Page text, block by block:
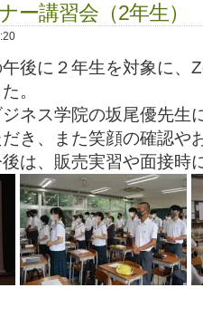
ー講習会（2年生）
後に２年生を対象に、
。
ネス学院の坂尾優先生
き、また笑顔の確認や
は、販売実習や面接時